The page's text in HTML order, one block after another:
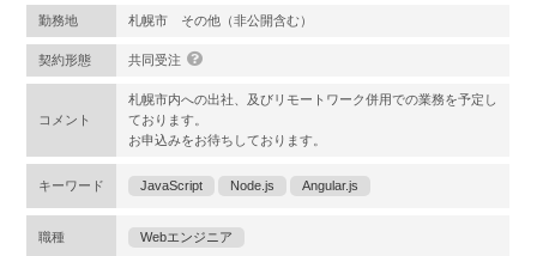
勤務地 札幌市 その他（非公開含む）
契約形態 共同受注
コメント
札幌市内への出社、及びリモートワーク併用での業務を予定し
ております。
お申込みをお待ちしております。
キーワード JavaScript Node.js Angular.js
職種 Webエンジニア